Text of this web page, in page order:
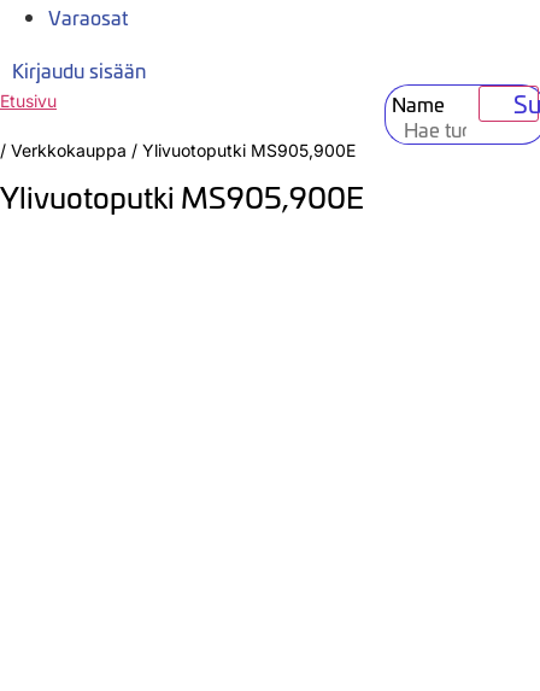
Varaosat
Kirjaudu sisään
Name
Etusivu
/ Verkkokauppa / Ylivuotoputki MS905,900E
Ylivuotoputki MS905,900E